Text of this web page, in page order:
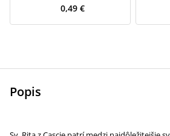
0,49 €
Popis